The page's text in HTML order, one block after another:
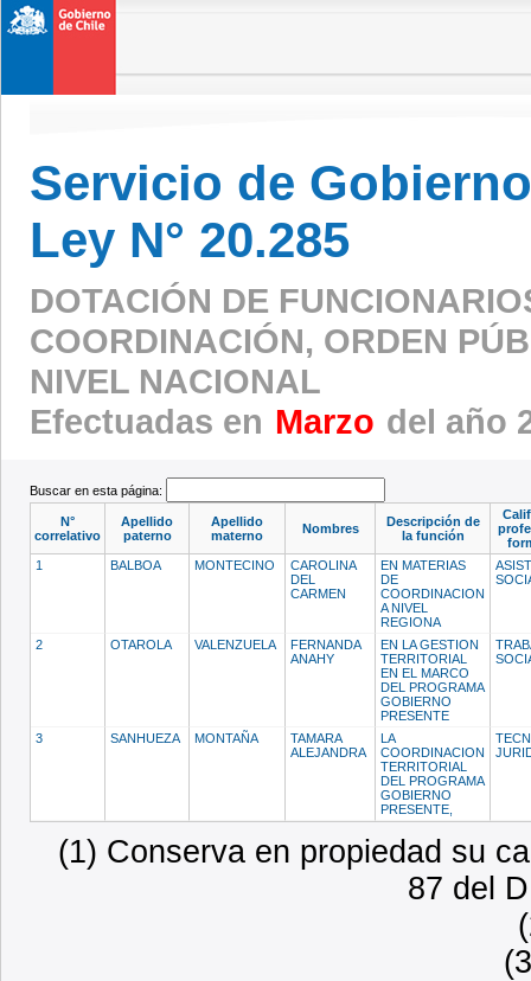
Servicio de
Ley N° 20.285
DOTACIÓN DE
COORDINACIÓN, ORDEN
NIVEL NACIONAL
Efectuadas en Marzo del año
Buscar en esta página:
N°
correlativo
Apellido
paterno
Apellido
materno
Nombres
Descripción de
la función
1
BALBOA MONTECINO
CAROLINA
DEL
CARMEN
EN MATERIAS
DE
COORDINACION
A NIVEL
REGIONA
2 OTAROLA VALENZUELA
FERNANDA
ANAHY
EN LA GESTION
TERRITORIAL
EN EL MARCO
DEL PROGRAMA
GOBIERNO
PRESENTE
3 SANHUEZA MONTAÑA
TAMARA
ALEJANDRA
LA
COORDINACION
TERRITORIAL
DEL PROGRAMA
GOBIERNO
PRESENTE,
(1) Conserva en propiedad su
87 del